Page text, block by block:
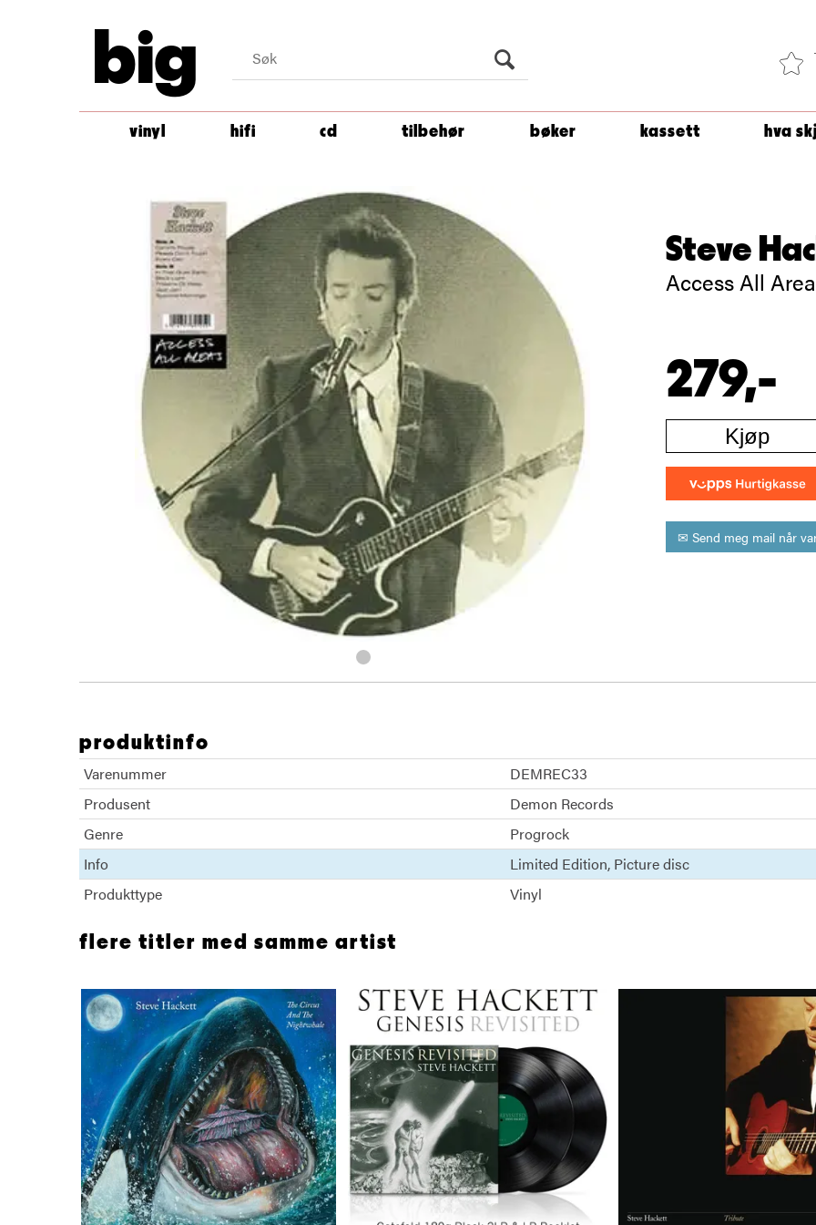
big
vinyl hifi cd tilbehør bøker kassett hva
Steve
Access All
279,-
Kjøp
✉ Send meg mail når
produktinfo
Varenummer
DEMREC33
Produsent
Demon Records
Genre
Progrock
Info
Limited Edition Picture disc
Produkttype
Vinyl
flere titler med samme artist